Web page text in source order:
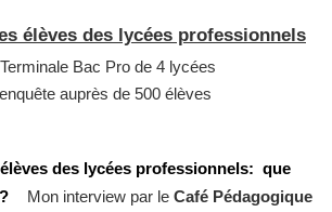
élèves des lycées professionnels
Bac Pro de 4 lycées
auprès de 500 élèves
des lycées professionnels: que
Mon interview par le Café Pédagogique